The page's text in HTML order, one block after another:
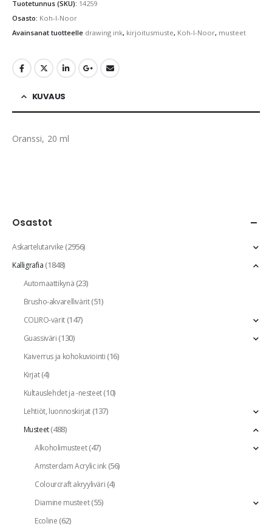
Tuotetunnus (SKU): 14259
Osasto: Koh-I-Noor
Avainsanat tuotteelle drawing ink, kirjoitusmuste, Koh-I-Noor, musteet
KUVAUS
Oranssi, 20 ml
Osastot
Askartelutarvike(2956)
Kalligrafia(1848)
Automaattikynä(23)
Brusho-akvarellivärit(51)
COLIRO-värit(147)
Guassiväri(130)
Kaiverrus ja kohokuviointi(16)
Kirjat(4)
Kultauslehdet ja -nesteet(10)
Lehtiöt, luonnoskirjat(137)
Musteet(488)
Alkoholimusteet(47)
Amsterdam Acrylic ink(56)
Colourcraft akryyliväri(4)
Diamine musteet(55)
Ecoline(62)